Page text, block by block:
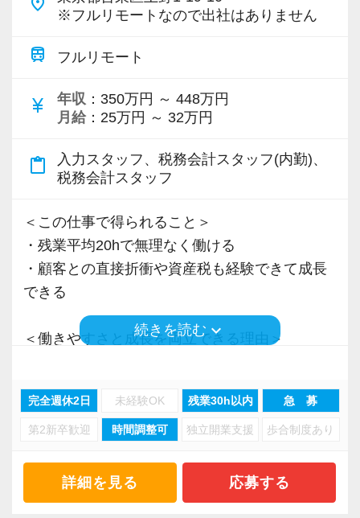
・責任感を持って仕事に取り組める人
・若手を引っ張っていくリーダーになれる人
【ITシステム完備で効率よく業務をこなせま
IT化が非常に進んでいるのも当社の特徴。
代表が作業環境にも気を配っており、デュアル
入力もAI-OCRを使用して、業務効率化とペーパ
ーレス化を進めています。kintoneや
LINEWORKS、クラウドサインなどを活用して
いるので効率よくストレスフリーに業務をこな
せます。
ぜひ体験してください！
【明確なキャリアパスで成長をバックアップし
ます】
キャリアステップは等級制（1〜6等級）で、求
められる業務レベルや役割を明確にしていま
す。目標設定がしやすく、成長を実感しながら
ステップアップが可能です。
頼される税務のプロを目指せます】
様に寄り添う」ことが一つの使命です。
お客様から「こうしたい」という理想をいただ
きく力を発揮できる存在でありたいと考えてい
ます。ご紹介案件が7割を超えているのも、そう
るからだと自負しています。
今後もお客様に満足していただけるようにスキ
ルの向上を目指し、税務のプロとして高い信頼
を獲得していきます。
お客様から信頼され、心の通ったサービスを提
の道を私たちと一緒に歩んでみませんか？
【現在のスタッフの6割が業界未経験者！異業種
当社で活躍する未経験者は6割を占めているの
■ 会社設立前後や中小規模のクライアントがタ
業種業界を問わず毎日のように新規案件が増加
中。様々な業種の会社設立や税務課題解決に強
みを持つプロとして、稀有な経験を積むことが
できます。
■ クラウド／ITにも強く、業界最先端の業務知
見が身につく ■
業務では最新のクラウドサービスやITツールを
使っています。またグループ内にAIツールの開
発チームを構築し、今後もIT化、デジタル化を
進める計画なので、先進的な業務スタイルの知
■ どこまでも一貫してクライアントに伴走でき
る ■
そ、「最初だけ話して終わり」にはしません。
「話しやすさNo.1」を目指して、あなたのファ
※フルリモートなので出社はありません
train フルリモート
currency_yen 年収 ：350万円 ～ 448万円
月給 ：25万円 ～ 32万円
content_paste
入力スタッフ、税務会計スタッフ(内勤)、
税務会計スタッフ
＜この仕事で得られること＞
・残業平均20hで無理なく働ける
・顧客との直接折衝や資産税も経験できて成長
できる
＜働きやすさと成長を両立できる理由＞
・顧客対応や提案業務に集中可能
・資産税や相続など専門性の高い案件あり
・経験値が自然と積み上がる環境
続きを読むkeyboard_arrow_down
完全週休2日 未経験OK 残業30h以内 急 募
第2新卒歓迎 時間調整可 独立開業支援 歩合制度あり
詳細を見る 応募する